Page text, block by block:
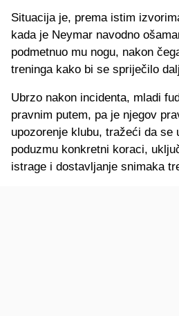
Situacija je, prema istim
kada je Neymar navodno
podmetnuo mu nogu, nakon
treninga kako bi se spriječilo
Ubrzo nakon incidenta, mladi
pravnim putem, pa je njegov
upozorenje klubu, tražeći da se
poduzmu konkretni koraci,
istrage i dostavljanje snimaka